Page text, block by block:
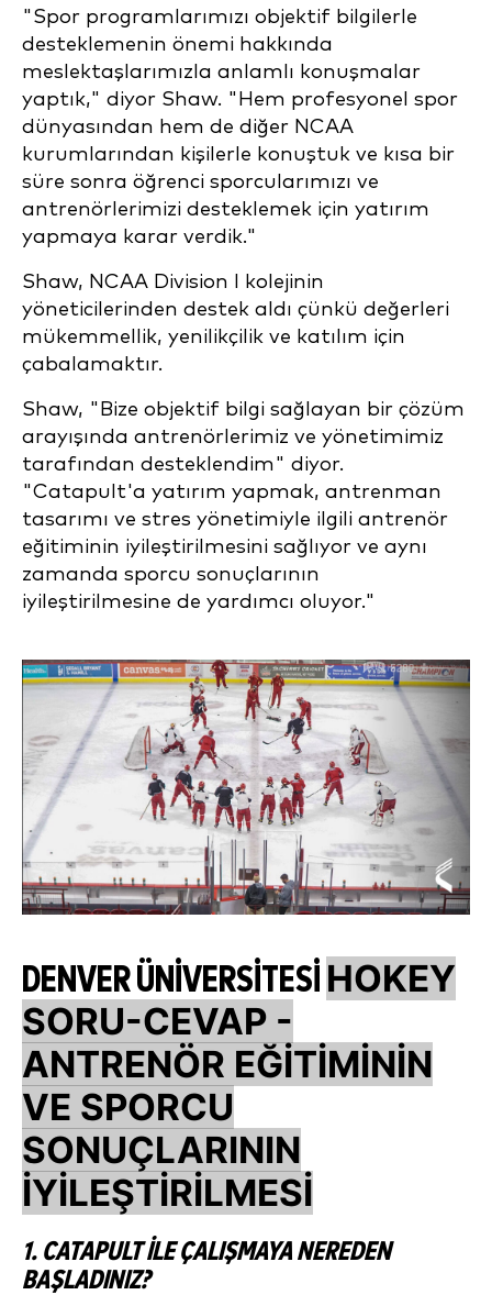
"Spor programlarımızı objektif bilgilerle
desteklemenin önemi hakkında
meslektaşlarımızla anlamlı konuşmalar
yaptık," diyor Shaw. "Hem profesyonel spor
dünyasından hem de diğer NCAA
kurumlarından kişilerle konuştuk ve kısa bir
süre sonra öğrenci sporcularımızı ve
antrenörlerimizi desteklemek için yatırım
yapmaya karar verdik."
Shaw, NCAA Division I kolejinin
yöneticilerinden destek aldı çünkü değerleri
mükemmellik, yenilikçilik ve katılım için
çabalamaktır.
Shaw, "Bize objektif bilgi sağlayan bir çözüm
arayışında antrenörlerimiz ve yönetimimiz
tarafından desteklendim" diyor.
"Catapult'a yatırım yapmak, antrenman
tasarımı ve stres yönetimiyle ilgili antrenör
eğitiminin iyileştirilmesini sağlıyor ve aynı
zamanda sporcu sonuçlarının
iyileştirilmesine de yardımcı oluyor."
DENVER ÜNIVERSITESI HOKEY
SORU-CEVAP -
ANTRENÖR EĞITIMININ
VE SPORCU
SONUÇLARININ
IYILEŞTIRILMESI
1. CATAPULT ILE ÇALIŞMAYA NEREDEN
BAŞLADINIZ?